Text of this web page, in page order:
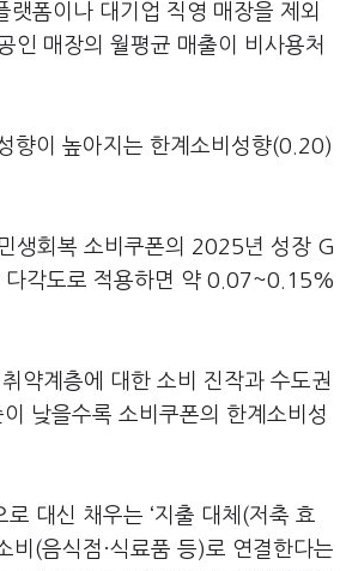
폼이나 대기업 직영 매장을 제외
인 매장의 월평균 매출이 비사용처
향이 높아지는 한계소비성향(0.20)
생회복 소비쿠폰의 2025년 성장 G
다각도로 적용하면 약 0.07~0.15%
약계층에 대한 소비 진작과 수도권
낮을수록 소비쿠폰의 한계소비성
대신 채우는 ‘지출 대체(저축 효
비(음식점·식료품 등)로 연결한다는